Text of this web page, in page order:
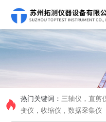
热门关键词： 三轴仪，直剪
变仪，收缩仪，数据采集仪